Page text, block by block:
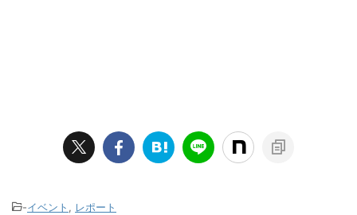
-イベント , レポート